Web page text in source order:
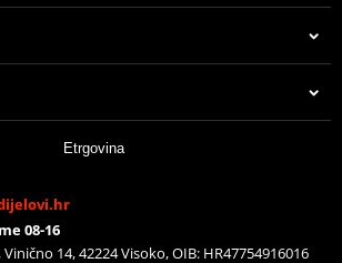
Etrgovina
08-16
14, 42224 Visoko, OIB: HR47754916016